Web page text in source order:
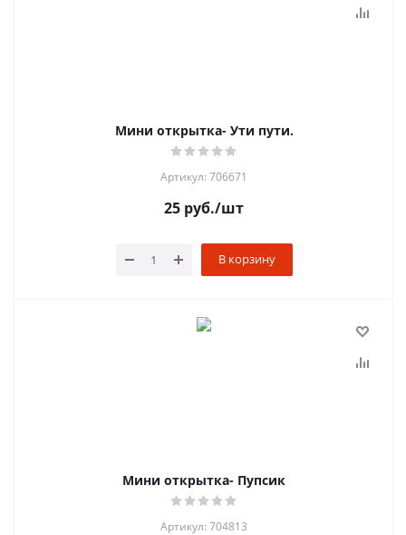
Мини открытка- Ути пути.
Артикул: 706671
25 руб./шт
В корзину
Мини открытка- Пупсик
Артикул: 704813